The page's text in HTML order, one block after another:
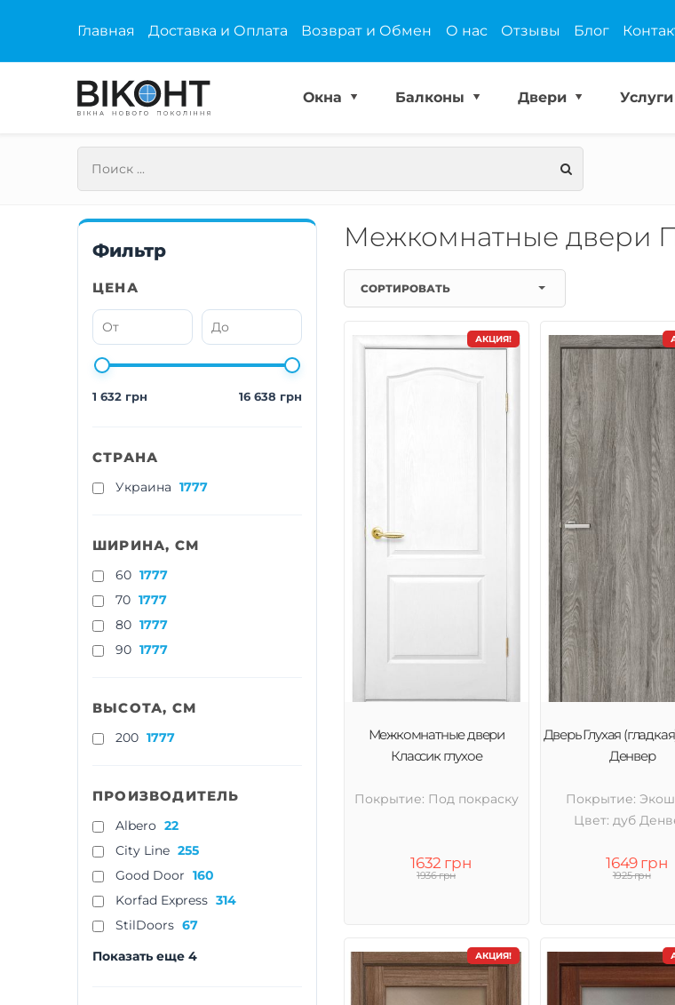
Главная Доставка и Оплата Возврат и Обмен О нас Отзывы Блог
Окна Балконы Двери Услуги
Фильтр
ЦЕНА
1 632 грн 16 638 грн
СТРАНА
Украина 1777
ШИРИНА, СМ
60 1777
70 1777
80 1777
90 1777
ВЫСОТА, СМ
200 1777
ПРОИЗВОДИТЕЛЬ
Albero 22
City Line 255
Good Door 160
Korfad Express 314
StilDoors 67
Показать еще 4
Межкомнатные двери
СОРТИРОВАТЬ
АКЦИЯ!
Межкомнатные двери
Классик глухое
Покрытие: Под покраску
1632 грн
1936 грн
Дверь Глухая
Денвер
Покрытие:
Цвет: дуб
1649 грн
1925 грн
АКЦИЯ!